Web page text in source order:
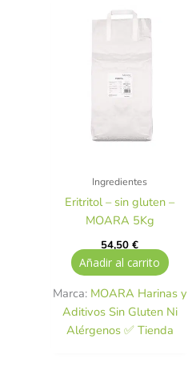
Ingredientes
Eritritol – sin gluten –
MOARA 5Kg
54,50€
Añadir al carrito
Marca: MOARA Harinas y
Aditivos Sin Gluten Ni
Alérgenos ✅ Tienda